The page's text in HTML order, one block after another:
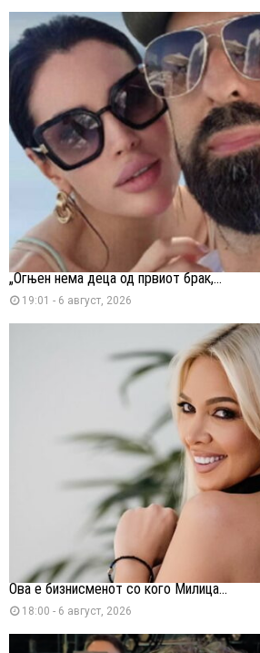
„Огњен нема деца од првиот брак,...
19:01 - 6 август, 2026
Ова е бизнисменот со кого Милица...
18:00 - 6 август, 2026